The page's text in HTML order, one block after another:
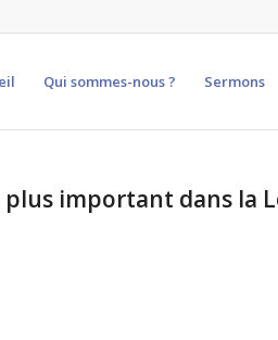
Qui sommes-nous ? Sermons
plus important dans la